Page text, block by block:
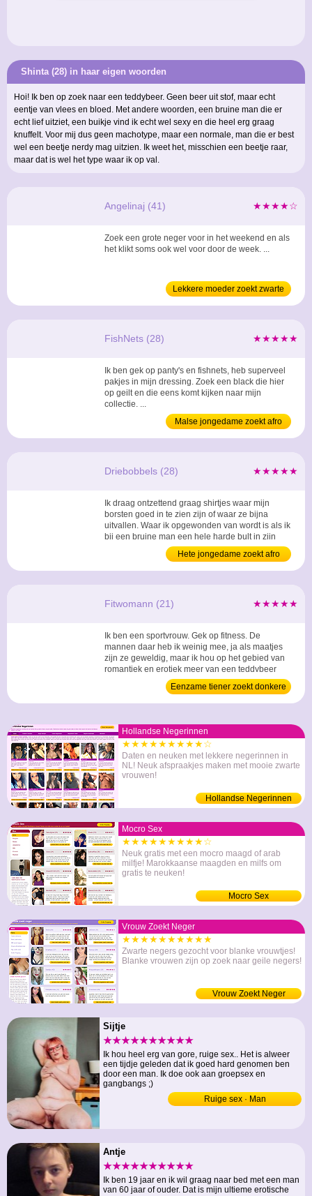
Shinta (28) in haar eigen woorden
Hoi! Ik ben op zoek naar een teddybeer. Geen beer uit stof, maar echt
eentje van vlees en bloed. Met andere woorden, een bruine man die er
echt lief uitziet, een buikje vind ik echt wel sexy en die heel erg graag
knuffelt. Voor mij dus geen machotype, maar een normale, man die er best
wel een beetje nerdy mag uitzien. Ik weet het, misschien een beetje raar,
maar dat is wel het type waar ik op val.
★★★★☆
Angelinaj (41)
Zoek een grote neger voor in het weekend en als
het klikt soms ook wel voor door de week. ...
Lekkere moeder zoekt zwarte
man
★★★★★
FishNets (28)
Ik ben gek op panty's en fishnets, heb superveel
pakjes in mijn dressing. Zoek een black die hier
op geilt en die eens komt kijken naar mijn
collectie. ...
Malse jongedame zoekt afro
★★★★★
Driebobbels (28)
Ik draag ontzettend graag shirtjes waar mijn
borsten goed in te zien zijn of waar ze bijna
uitvallen. Waar ik opgewonden van wordt is als ik
bij een bruine man een hele harde bult in zijn
Hete jongedame zoekt afro
★★★★★
Fitwomann (21)
Ik ben een sportvrouw. Gek op fitness. De
mannen daar heb ik weinig mee, ja als maatjes
zijn ze geweldig, maar ik hou op het gebied van
romantiek en erotiek meer van een teddybeer
van een neger. Denk jij dat te zijn? En hou jij van
een fitwoman? Dan hoop ik snel iets te horen. ...
Eenzame tiener zoekt donkere
man
Hollandse Negerinnen
★★★★★★★★★☆
Daten en neuken met lekkere negerinnen in
NL! Neuk afspraakjes maken met mooie zwarte
vrouwen!
Hollandse Negerinnen
Mocro Sex
★★★★★★★★★☆
Neuk gratis met een mocro maagd of arab
milfje! Marokkaanse maagden en milfs om
gratis te neuken!
Mocro Sex
Vrouw Zoekt Neger
★★★★★★★★★★
Zwarte negers gezocht voor blanke vrouwtjes!
Blanke vrouwen zijn op zoek naar geile negers!
Vrouw Zoekt Neger
Sijtje
★★★★★★★★★★
Ik hou heel erg van gore, ruige sex.. Het is alweer
een tijdje geleden dat ik goed hard genomen ben
door een man. Ik doe ook aan groepsex en
gangbangs ;)
Ruige sex · Man
Antje
★★★★★★★★★★
Ik ben 19 jaar en ik wil graag naar bed met een man
van 60 jaar of ouder. Dat is mijn ultieme erotische